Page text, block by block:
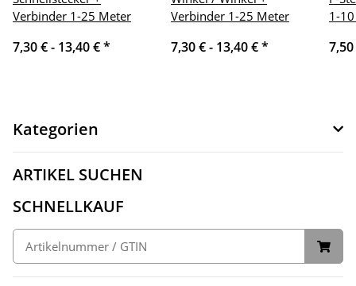
Verbinder 1-25 Meter
7,30 € - 13,40 €*
Verbinder 1-25 Meter
7,30 € - 13,40 €*
1-
Kategorien
ARTIKEL SUCHEN
SCHNELLKAUF